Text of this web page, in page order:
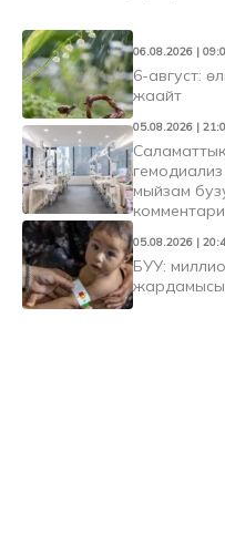
06.08.2026 |
6-август:
жаайт
05.08.2026 |
мыйзам
05.08.2026 |
БУУ: